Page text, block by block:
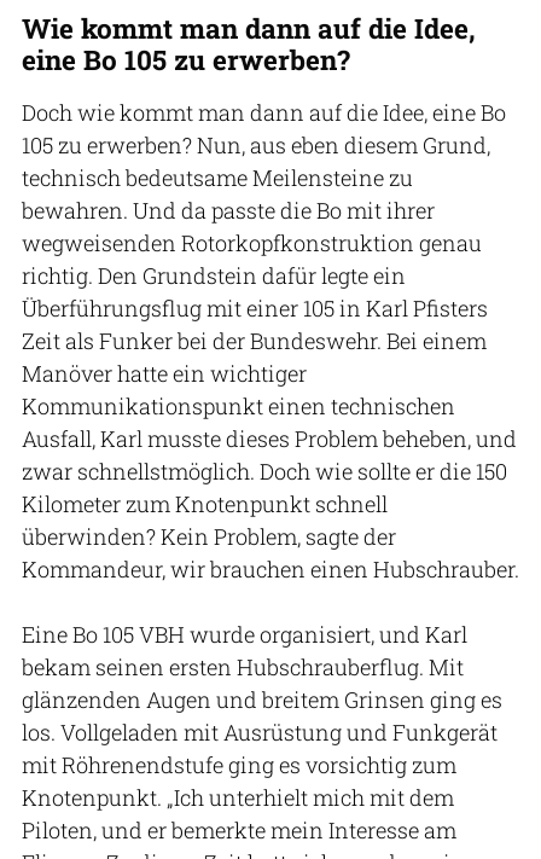
Wie kommt man dann auf die Idee,
eine Bo 105 zu erwerben?
Doch wie kommt man dann auf die Idee, eine Bo
105 zu erwerben? Nun, aus eben diesem Grund,
technisch bedeutsame Meilen­steine zu
bewahren. Und da passte die Bo mit ihrer
wegweisenden Rotorkopfkonstruktion genau
richtig. Den Grundstein dafür legte ein
Überführungsflug mit einer 105 in Karl Pfisters
Zeit als Funker bei der Bundeswehr. Bei einem
Manöver hatte ein wichtiger
Kommunikationspunkt einen technischen
Ausfall, Karl musste dieses Problem beheben, und
zwar schnellstmöglich. Doch wie sollte er die 150
Kilometer zum Knotenpunkt schnell
überwinden? Kein Problem, sagte der
Kommandeur, wir brauchen einen Hubschrauber.
Eine Bo 105 VBH wurde organisiert, und Karl
bekam seinen ersten Hubschrauberflug. Mit
glänzenden Augen und breitem Grinsen ging es
los. Vollgeladen mit Ausrüstung und Funkgerät
mit Röhrenendstufe ging es vorsichtig zum
Knotenpunkt. „Ich unterhielt mich mit dem
Piloten, und er bemerkte mein Interesse am